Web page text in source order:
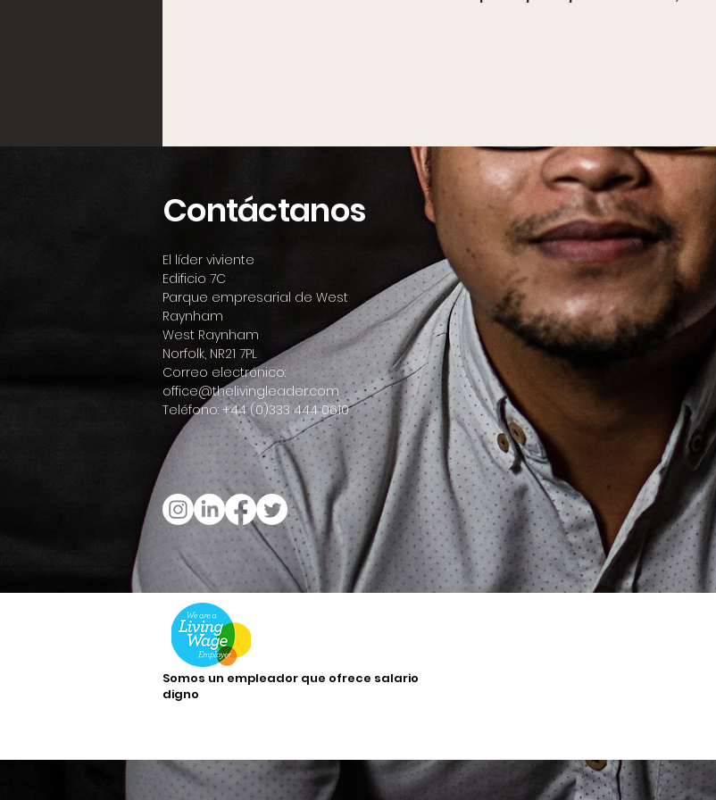
Contáctanos
El líder viviente
Edificio 7C
Parque empresarial de West
Raynham
West Raynham
Norfolk, NR21 7PL
Correo electrónico:
office@thelivingleader.com
Teléfono: +44 (0)333 444 0610
Somos un empleador que ofrece salario
digno